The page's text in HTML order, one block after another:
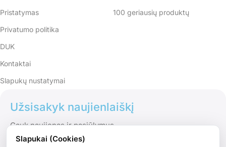
Pristatymas
Privatumo politika
DUK
Kontaktai
Slapukų nustatymai
100 geriausių produktų
Užsisakyk naujienlaiškį
Gauk naujienas ir pasiūlymus
Slapukai (Cookies)